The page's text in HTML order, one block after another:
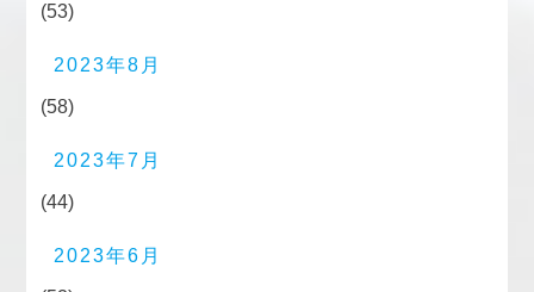
(53)
2023年8月
(58)
2023年7月
(44)
2023年6月